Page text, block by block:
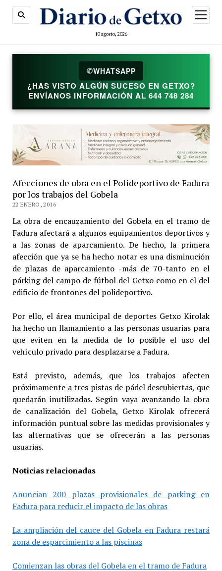
10 agosto, 2026
abrir
menú
✆WHATSAPP
¿HAS VISTO ALGÚN SUCESO EN GETXO?
ENVÍANOS INFORMACIÓN AL 644 748 284
Afecciones de obra en el Polideportivo de Fadura
por los trabajos del Gobela
22 ENERO, 2016
La obra de encauzamiento del Gobela en el tramo de
Fadura afectará a algunos equipamientos deportivos y
a las zonas de aparcamiento. De hecho, la primera
afección que ya se ha hecho notar es una disminución
de plazas de aparcamiento -más de 70-tanto en el
párking del campo de fútbol del Getxo como en el del
edificio de frontones del polideportivo.
Por ello, el área municipal de deportes Getxo Kirolak
ha hecho un llamamiento a las personas usuarias para
que eviten en la medida de lo posible el uso del
vehículo privado para desplazarse a Fadura.
Está previsto, además, que los trabajos afecten
próximamente a tres pistas de pádel descubiertas, que
quedarán inutilizadas. Según vaya avanzando la obra
de canalización del Gobela, Getxo Kirolak ofrecerá
información puntual sobre las medidas provisionales y
las alternativas que se ofrecerán a las personas
usuarias.
Noticias relacionadas
Anuncian 200 plazas provisionales de parking en
Fadura para reducir el impacto de las obras
La ampliación del cauce del Gobela en Fadura restará
zona de esparcimiento a las piscinas
Comienzan las obras del Gobela en el tramo de Fadura